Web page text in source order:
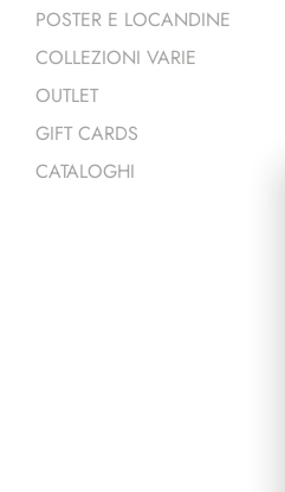
POSTER E LOCANDINE
COLLEZIONI VARIE
OUTLET
GIFT CARDS
CATALOGHI